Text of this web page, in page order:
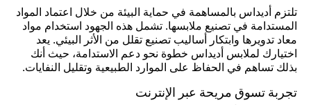
تلتزم أديداس بالمساهمة في حماية البيئة من خلال اعتماد المواد
المستدامة في تصنيع ملابسها. تشمل هذه الجهود استخدام مواد
معاد تدويرها وابتكار أساليب تصنيع تقلل من الأثر البيئي. يعد
اختيارك لملابس أديداس خطوة نحو دعم الاستدامة، حيث أنك
بذلك تساهم في الحفاظ على الموارد الطبيعية وتقليل النفايات.
تجربة تسوق مريحة عبر الإنترنت